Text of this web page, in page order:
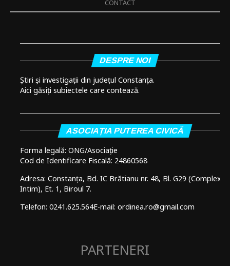
CONTACT
DESPRE NOI
Știri și investigații din județul Constanța.
Aici găsiți subiectele care contează.
ASOCIAȚIA PUTEREA CIVICĂ
Forma legală: ONG/Asociație
Cod de Identificare Fiscală: 24860568
Adresa: Constanța, Bd. IC Brătianu nr. 48, Bl. G29 (Complex
Intim), Et. 1, Biroul 7.
Telefon: 0241.625.564E-mail: ordinea.ro@gmail.com
PARTENERI